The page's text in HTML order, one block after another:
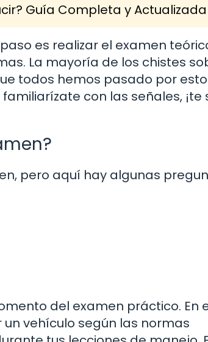
Guía Completa y Actualizada
es realizar el examen
La mayoría de los chistes
todos hemos pasado por
con las señales, ¡te
pero aquí hay algunas
del examen práctico. En
vehículo según las normas